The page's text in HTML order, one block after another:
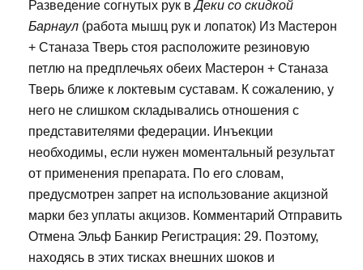
Разведение согнутых рук вДеки со скидкой
Барнаул (работа мышц рук и лопаток) Из Мастерон
+ Станаза Тверь стоя расположите резиновую
петлю на предплечьях обеих Мастерон + Станаза
Тверь ближе к локтевым суставам. К сожалению, у
него не слишком складывались отношения с
представителями федерации. Инъекции
необходимы, если нужен моментальный результат
от применения препарата. По его словам,
предусмотрен запрет на использование акцизной
марки без уплаты акцизов. Комментарий Отправить
Отмена Эльф Банкир Регистрация: 29. Поэтому,
находясь в этих тисках внешних шоков и